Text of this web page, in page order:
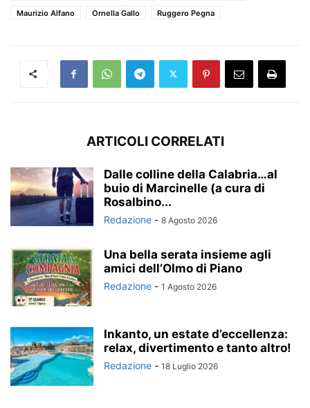
Maurizio Alfano
Ornella Gallo Ruggero Pegna
ARTICOLI CORRELATI
Dalle colline della Calabria…al
buio di Marcinelle (a cura di
Rosalbino...
Redazione - 8 Agosto 2026
Una bella serata insieme agli
amici dell’Olmo di Piano
Redazione - 1 Agosto 2026
Inkanto, un estate d’eccellenza:
relax, divertimento e tanto altro!
Redazione - 18 Luglio 2026